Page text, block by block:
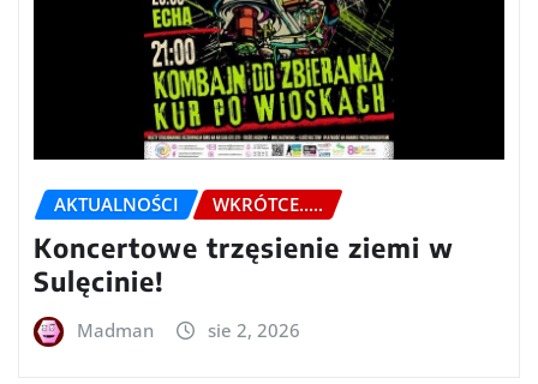
AKTUALNOŚCI WKRÓTCE.....
Koncertowe trzęsienie ziemi w
Sulęcinie!
Madman sie 2, 2026